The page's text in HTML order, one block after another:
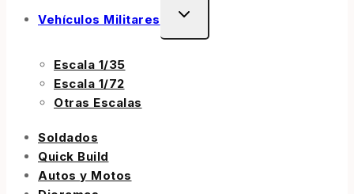
Vehículos Militares
Escala 1/35
Escala 1/72
Otras Escalas
Soldados
Quick Build
Autos y Motos